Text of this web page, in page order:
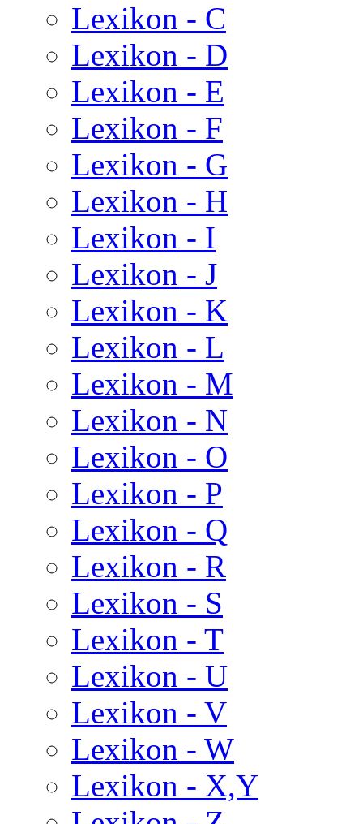
Lexikon - C
Lexikon - D
Lexikon - E
Lexikon - F
Lexikon - G
Lexikon - H
Lexikon - I
Lexikon - J
Lexikon - K
Lexikon - L
Lexikon - M
Lexikon - N
Lexikon - O
Lexikon - P
Lexikon - Q
Lexikon - R
Lexikon - S
Lexikon - T
Lexikon - U
Lexikon - V
Lexikon - W
Lexikon - X,Y